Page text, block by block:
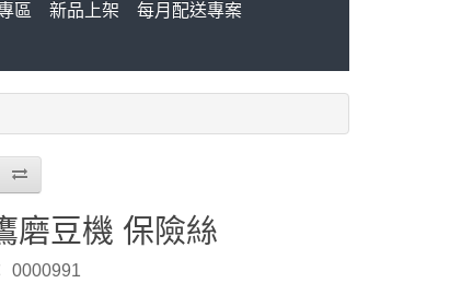
區 新品上架 每月配送專案
磨豆機 保險絲
0000991